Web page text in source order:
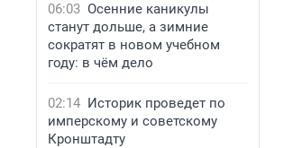
06:03 Осенние каникулы
станут дольше, а зимние
сократят в новом учебном
году: в чём дело
02:14 Историк проведет по
имперскому и советскому
Кронштадту